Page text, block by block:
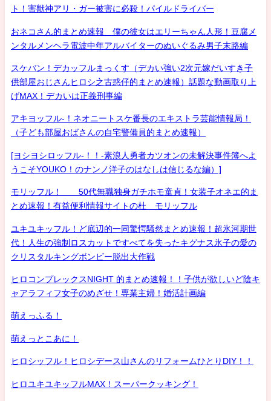
ト！害獣神アリ・ガー被害に必殺！パイルドライバー
おネコさん的まとめ速報 僕の彼女はエリーちゃん人形！豆腐メ
ンタルメンヘラ電波中年アルバイターのぬいぐるみ男子末路編
スケバン！デカッフルまっくす（デカい強い2次元嫁だいすき子
供部屋おじさんヒロシ之古惑仔的まとめ速報）話題な動画取り上
げMAX！デカいは正義刑事編
アキヨッフル-！ネオニートスケ番長のエキストラ芸能情報局！
（子ども部屋おばさんの自宅警備員的まとめ速報）
[ヨシヨシロッフル-！！-素浪人勇者カツオンの未解決事件簿へよ
うこそYOUKO！のナンノ洋子のはなしは信じるな編）]
モリッフル！ 50代無職独身ガチホモ童貞！女装子オネエ的ま
とめ速報！有益便利情報サイトの杜 モリッフル
ユキユキッフル！ど底辺的一同驚愕騒然まとめ速報！超氷河期世
代！人生の強制ロスカットですべてを失ったキグナス氷子の愛の
クリスタルキングボンビー脱出大作戦
ヒロコンプレックスNIGHT 的まとめ速報！！子供が欲しいど陰キ
ャアラフィフ女子のめざせ！専業主婦！婚活計画編
萌えっふる！
萌えっとこあに！
ヒロシッフル！ヒロシデース山さんのリフォームひとりDIY！！
ヒロユキユキッフルMAX！スーパークッキング！